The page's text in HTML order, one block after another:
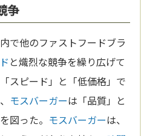
争
内で他のファストフードブラ
と熾烈な競争を繰り広げて
スピード」と「低価格」で
モスバーガーは「品質」と
図った。 モスバーガーは、